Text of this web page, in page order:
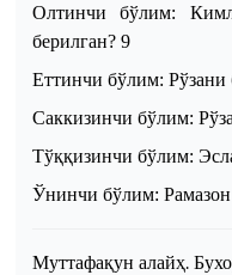
Олтинчи бўлим:
берилган? 9
Еттинчи бўлим: Рўзани
Саккизинчи бўлим:
Тўққизинчи бўлим:
Ўнинчи бўлим:
Муттафақун алайҳ.